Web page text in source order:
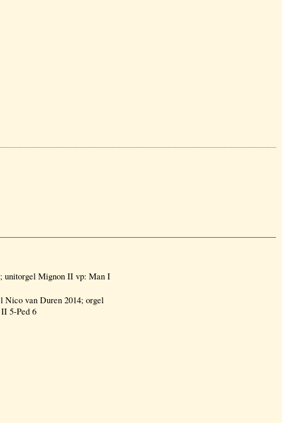
unitorgel Mignon II vp: Man I
van Duren 2014; orgel
5-Ped 6